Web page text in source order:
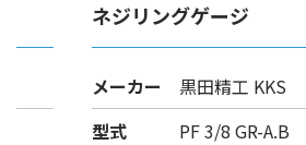
ネジリングゲージ
メーカー
黒田精工 KKS
型式
PF 3/8 GR-A.B